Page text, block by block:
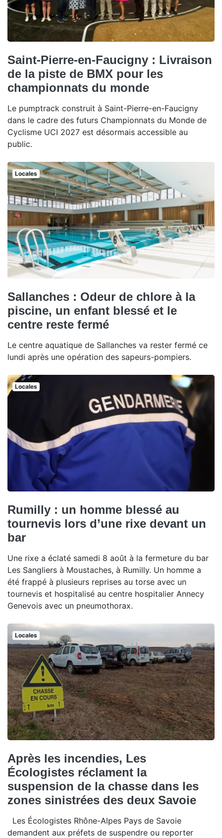
Saint-Pierre-en-Faucigny : Livraison
de la piste de BMX pour les
championnats du monde
Le pumptrack construit à Saint-Pierre-en-Faucigny
dans le cadre des futurs Championnats du Monde de
Cyclisme UCI 2027 est désormais accessible au
public.
Locales
Sallanches : Odeur de chlore à la
piscine, un enfant blessé et le
centre reste fermé
Le centre aquatique de Sallanches va rester fermé ce
lundi après une opération des sapeurs-pompiers.
Locales
Rumilly : un homme blessé au
tournevis lors d’une rixe devant un
bar
Une rixe a éclaté samedi 8 août à la fermeture du bar
Les Sangliers à Moustaches, à Rumilly. Un homme a
été frappé à plusieurs reprises au torse avec un
tournevis et hospitalisé au centre hospitalier Annecy
Genevois avec un pneumothorax.
Locales
Après les incendies, Les
Écologistes réclament la
suspension de la chasse dans les
zones sinistrées des deux Savoie
Les Écologistes Rhône-Alpes Pays de Savoie
demandent aux préfets de suspendre ou reporter